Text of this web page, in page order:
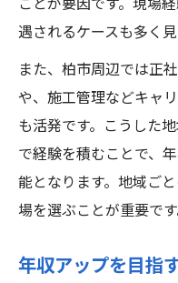
ことが要因です。現場
遇されるケースも多く見
また、柏市周辺では正
や、施工管理などキャ
も活発です。こうした
で経験を積むことで、
能となります。地域ご
場を選ぶことが重要です
年収アップを目指